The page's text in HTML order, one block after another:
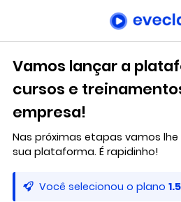
Vamos lançar a
cursos e
empresa!
Nas próximas etapas vamos
sua plataforma. É rapidinho!
Você selecionou o plano